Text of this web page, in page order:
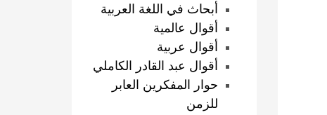
أبحاث في اللغة العربية
أقوال عالمية
أقوال عربية
أقوال عبد القادر الكاملي
حوار المفكرين العابر
للزمن